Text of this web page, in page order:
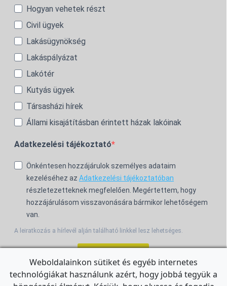
Hogyan vehetek részt
Civil ügyek
Lakásügynökség
Lakáspályázat
Lakótér
Kutyás ügyek
Társasházi hírek
Állami kisajátításban érintett házak lakóinak
Adatkezelési tájékoztató
Önkéntesen hozzájárulok személyes adataim
kezeléséhez az Adatkezelési tájékoztatóban
részletezetteknek megfelelően. Megértettem, hogy
hozzájárulásom visszavonására bármikor lehetőségem
van.
A leiratkozás a hírlevél alján található linkkel lesz lehetséges.
For the English Newsletter, clickHERE.
Weboldalainkon sütiket és egyéb internetes
technológiákat használunk azért, hogy jobbá tegyük a